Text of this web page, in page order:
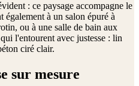
: ce paysage accompagne le
à un salon épuré à
ou à une salle de bain aux
l'entourent avec justesse : lin
ciré clair.
sur mesure